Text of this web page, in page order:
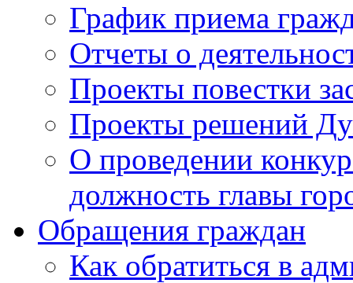
График приема
Отчеты о
Проекты повестки
Проекты решений
О проведении
должность главы
Обращения граждан
Как обратиться в